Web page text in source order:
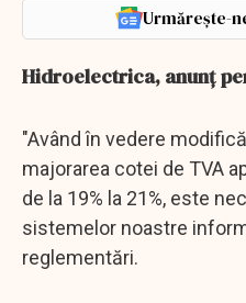
Urmărește-
Hidroelectrica, anunţ
"Având în vedere
majorarea cotei de TVA
de la 19% la 21%, este
sistemelor noastre
reglementări.